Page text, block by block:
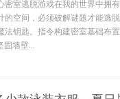
密室逃脱游戏在我的世界中拥
的空间，必须破解谜题才能逃
法钥匙。指令构建密室基础布
固墙壁...